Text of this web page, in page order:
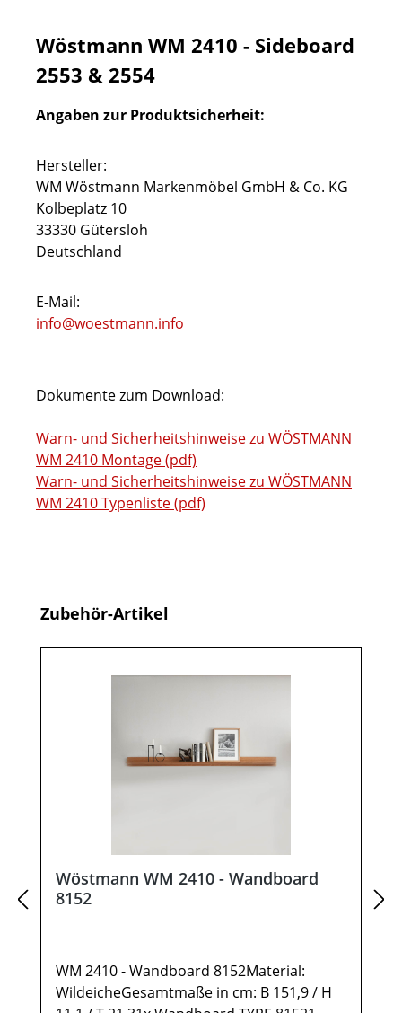
Wöstmann WM 2410 - Sideboard
2553 & 2554
Angaben zur Produktsicherheit:
Hersteller:
WM Wöstmann Markenmöbel GmbH & Co. KG
Kolbeplatz 10
33330 Gütersloh
Deutschland
E-Mail:
info@woestmann.info
Dokumente zum Download:
Warn- und Sicherheitshinweise zu WÖSTMANN
WM 2410 Montage (pdf)
Warn- und Sicherheitshinweise zu WÖSTMANN
WM 2410 Typenliste (pdf)
Produktgalerie überspringen
Zubehör-Artikel
Wöstmann WM 2410 - Wandboard
8152
WM 2410 - Wandboard 8152Material:
WildeicheGesamtmaße in cm: B 151,9 / H